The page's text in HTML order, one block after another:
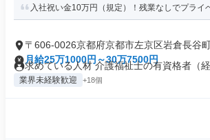
入社祝い金10万円（規定）！残業なしでプライ
〒606-0026京都府京都市左京区岩倉長谷
月給25万1000円～30万7500円
求めている人材 介護福祉士の有資格者（
業界未経験歓迎 +18個